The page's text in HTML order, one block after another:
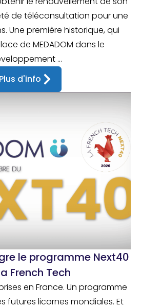
de téléconsultation pour une
Une première historique, qui
de MEDADOM dans le
...
Plus d'info
le programme Next40
French Tech
en France. Un programme
futures licornes mondiales. Et